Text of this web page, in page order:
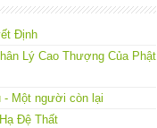
Định
Lý Cao Thượng Của Phật
- Một người còn lại
Đệ Thất